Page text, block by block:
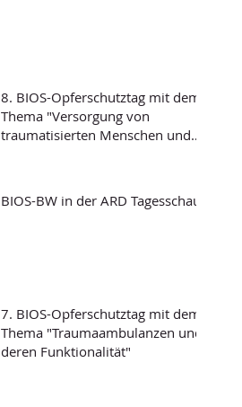
8. BIOS-Opferschutztag mit dem
Thema "Versorgung von
traumatisierten Menschen und
BIOS-BW in der ARD Tagesschau
7. BIOS-Opferschutztag mit dem
Thema "Traumaambulanzen und
deren Funktionalität"